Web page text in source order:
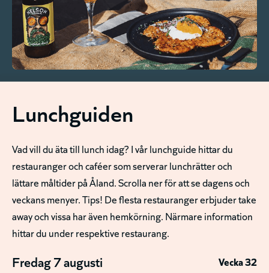
Lunchguiden
Vad vill du äta till lunch idag? I vår lunchguide hittar du
restauranger och caféer som serverar lunchrätter och
lättare måltider på Åland. Scrolla ner för att se dagens och
veckans menyer. Tips! De flesta restauranger erbjuder take
away och vissa har även hemkörning. Närmare information
hittar du under respektive restaurang.
Fredag 7 augusti Vecka 32